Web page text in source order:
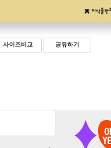
사이즈비교 공유하기